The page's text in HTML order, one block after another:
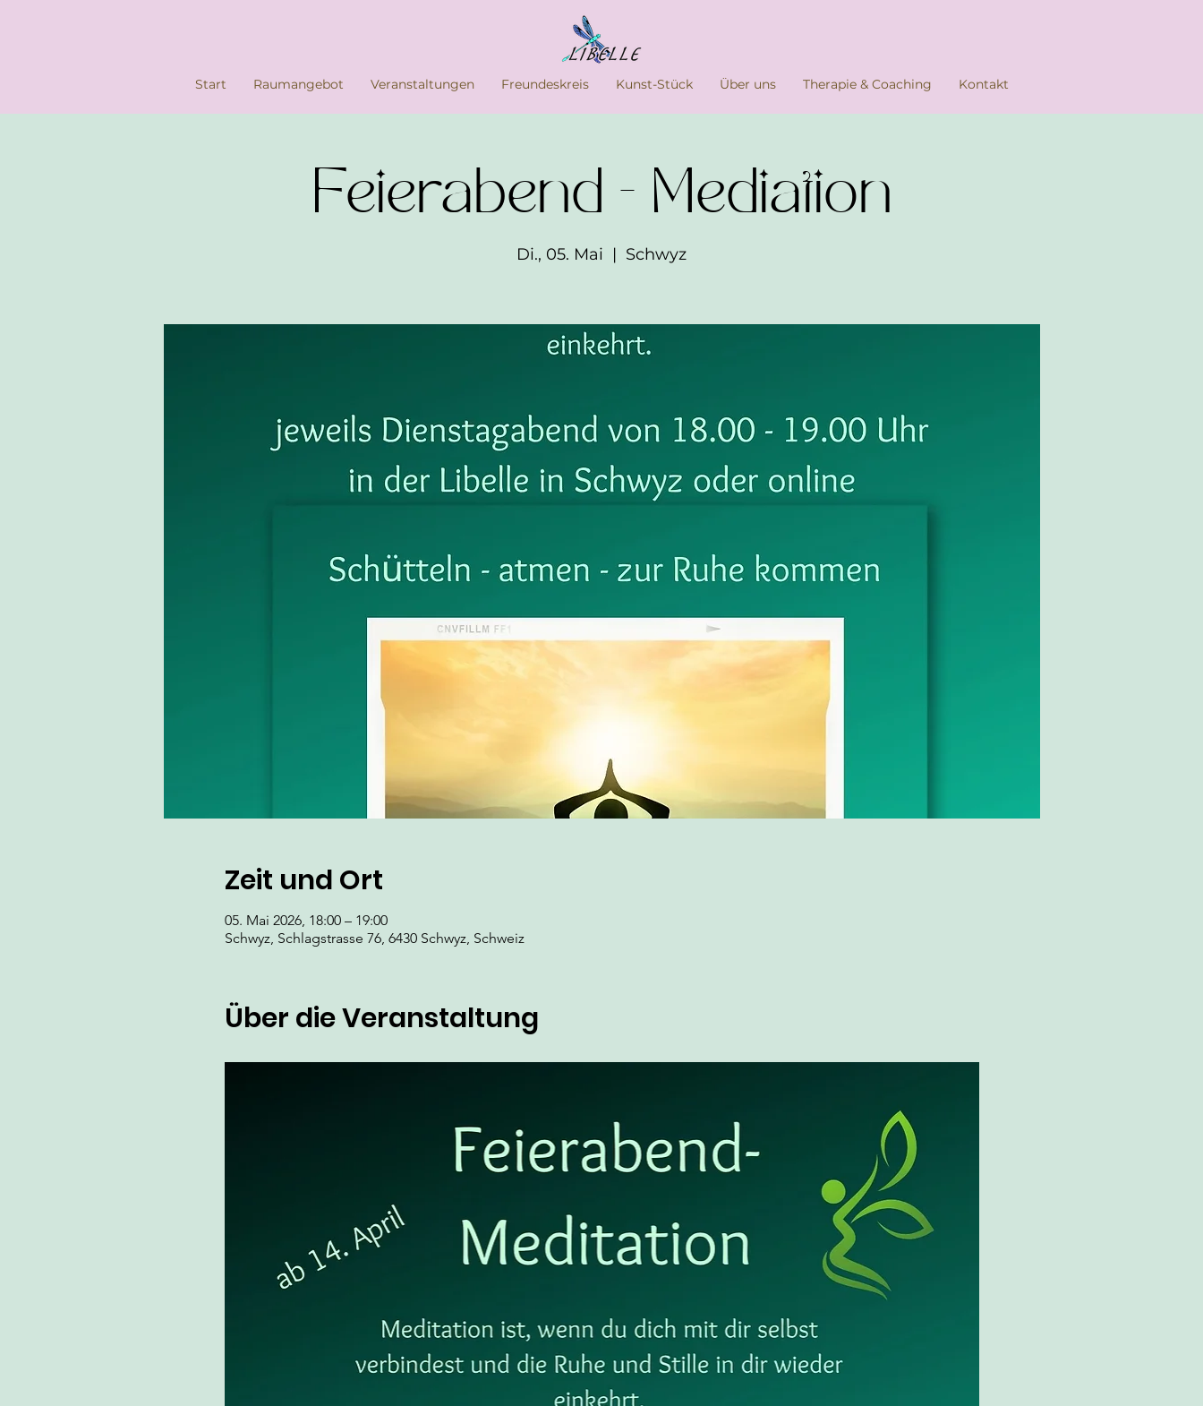
Start Raumangebot Veranstaltungen Freundeskreis Kunst-Stück Über uns Therapie & Coaching Kontakt
Feierabend - Mediation
Di., 05. Mai
  |
Schwyz
Zeit und Ort
05. Mai 2026, 18:00 – 19:00
Schwyz, Schlagstrasse 76, 6430 Schwyz, Schweiz
Über die Veranstaltung